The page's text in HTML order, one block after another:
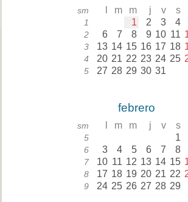
sm m m j v s
1 1 2 3 4
2 6 7 8 9 10 11
3 13 14 15 16 17 18
4 20 21 22 23 24 25
5 27 28 29 30 31
febrero
sm m m j v s
5 1
6 3 4 5 6 7 8
7 10 11 12 13 14 15
8 17 18 19 20 21 22
9 24 25 26 27 28 29